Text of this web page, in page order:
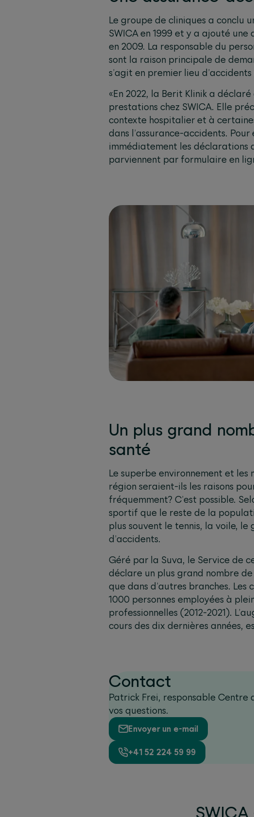
Le groupe de cliniques a conclu
SWICA en 1999 et y a ajouté
en 2009. La responsable du
sont la raison principale de
s’agit en premier lieu
«En 2022, la Berit Klinik a
prestations chez SWICA. Elle
contexte hospitalier et à
dans l’assurance-accidents.
immédiatement les déclarations
parviennent par formulaire en
Un plus grand
santé
Le superbe environnement et
région seraient-ils les raisons
fréquemment? C’est possible.
sportif que le reste de la
plus souvent le tennis, la voile,
d’accidents.
Géré par la Suva, le Service de
déclare un plus grand nombre
que dans d’autres branches. Les
1000 personnes employées à
professionnelles (2012-2021).
cours des dix dernières années,
Contact
Patrick Frei, responsable Centre
vos questions.
Envoyer un e-mail
+41 52 224 59 99